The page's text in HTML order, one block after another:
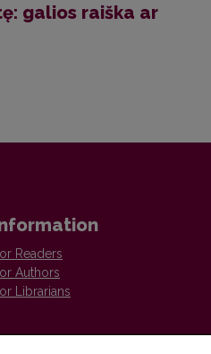
galios raiška ar
Readers
Authors
Librarians